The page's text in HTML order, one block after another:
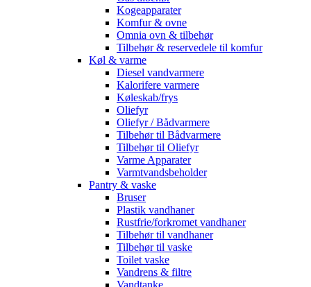
Kogeapparater
Komfur & ovne
Omnia ovn & tilbehør
Tilbehør & reservedele til komfur
Køl & varme
Diesel vandvarmere
Kalorifere varmere
Køleskab/frys
Oliefyr
Oliefyr / Bådvarmere
Tilbehør til Bådvarmere
Tilbehør til Oliefyr
Varme Apparater
Varmtvandsbeholder
Pantry & vaske
Bruser
Plastik vandhaner
Rustfrie/forkromet vandhaner
Tilbehør til vandhaner
Tilbehør til vaske
Toilet vaske
Vandrens & filtre